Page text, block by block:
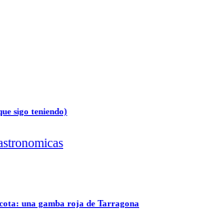
sigo teniendo)
una gamba roja de Tarragona